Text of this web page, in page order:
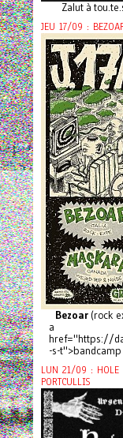
Zalut à
JEU 17/09 :
Bezoar(rock
a
href="https://
-s-t">bandcamp
LUN 21/09 : HOLE
PORTCULLIS